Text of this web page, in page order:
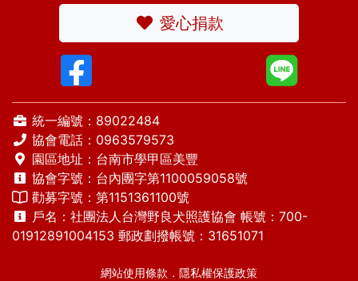
愛心捐款
統一編號：89022484
協會電話： 0963579573
園區地址：台南市學甲區美豐
協會字號：台內團字第1100059058號
勸募字號：第1151361100號
戶名：社團法人台灣野良犬照護協會 帳號：700-
01912891004153 郵政劃撥帳號：31651071
網站使用條款 ． 隱私權保護政策